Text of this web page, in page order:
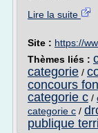
Lire la suite
Site : https://
Thèmes liés :
categorie /
concours
categorie c /
categorie c /
publique